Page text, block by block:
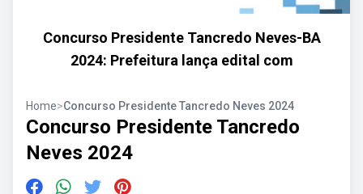
Concurso Presidente Tancredo Neves-BA
2024: Prefeitura lança edital com
Home>Concurso Presidente Tancredo Neves 2024
Concurso Presidente Tancredo
Neves 2024